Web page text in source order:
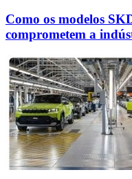
Como os modelos
comprometem a